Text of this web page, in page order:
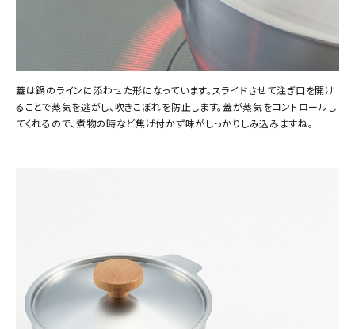
蓋は鍋のラインに添わせた形になっています。スライドさせて注ぎ口を開け
ることで蒸気を逃がし、吹きこぼれを防止します。蓋が蒸気をコントロールし
てくれるので、煮物の時など焦げ付かず味がしっかりしみ込みますね。